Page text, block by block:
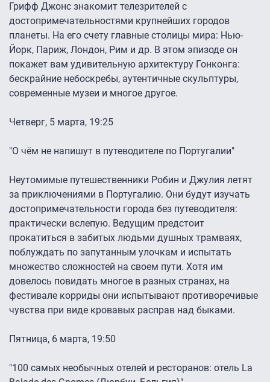
Грифф Джонс знакомит телезрителей с
достопримечательностями крупнейших городов
планеты. На его счету главные столицы мира: Нью-
Йорк, Париж, Лондон, Рим и др. В этом эпизоде он
покажет вам удивительную архитектуру Гонконга:
бескрайние небоскребы, аутентичные скульптуры,
современные музеи и многое другое.
Четверг, 5 марта, 19:25
"О чём не напишут в путеводителе по Португалии"
Неутомимые путешественники Робин и Джулия летят
за приключениями в Португалию. Они будут изучать
достопримечательности города без путеводителя:
практически вслепую. Ведущим предстоит
прокатиться в забитых людьми душных трамваях,
поблуждать по запутанным улочкам и испытать
множество сложностей на своем пути. Хотя им
довелось повидать многое в разных странах, на
фестивале корриды они испытывают противоречивые
чувства при виде кровавых расправ над быками.
Пятница, 6 марта, 19:50
"100 самых необычных отелей и ресторанов: отель La